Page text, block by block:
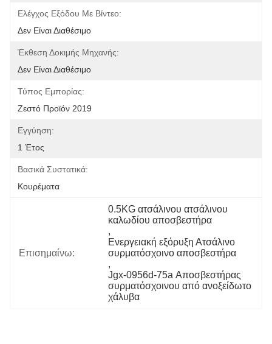
Ελέγχος Εξόδου Με Βίντεο:
Δεν Είναι Διαθέσιμο
Έκθεση Δοκιμής Μηχανής:
Δεν Είναι Διαθέσιμο
Τύπος Εμπορίας:
Ζεστό Προϊόν 2019
Εγγύηση:
1 Έτος
Βασικά Συστατικά:
Κουρέματα
Επισημαίνω:
0.5KG ατσάλινου ατσάλινου
καλωδίου αποσβεστήρα
,
Ενεργειακή εξόρυξη Ατσάλινο
συρματόσχοινο αποσβεστήρα
,
Jgx-0956d-75a Αποσβεστήρας
συρματόσχοινου από ανοξείδωτο
χάλυβα